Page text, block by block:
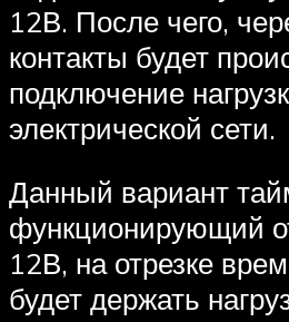
12В. После чего,
контакты будет
подключение
электрической сети.
Данный вариант
функционирующий
12В, на отрезке
будет держать